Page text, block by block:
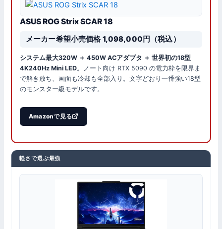
ASUS ROG Strix SCAR 18
メーカー希望小売価格 1,098,000円（税込）
システム最大320W ＋ 450W ACアダプタ ＋ 世界初の18型
4K240Hz Mini LED。ノート向け RTX 5090 の電力枠を限界ま
で解き放ち、画面も冷却も全部入り。文字どおり一番強い18型
のモンスター級モデルです。
Amazonで見る
軽さで選ぶ最強